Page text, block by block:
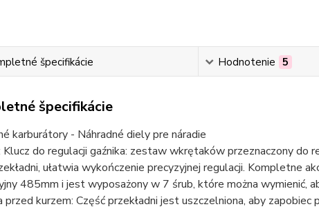
špecifikácie Hodnotenie 5
špecifikácie
karburátory - Náhradné diely pre náradie
Klucz do regulacji gaźnika: zestaw wkrętaków przeznaczony do
ułatwia wykończenie precyzyjnej regulacji. Kompletne
485mm i jest wyposażony w 7 śrub, które można wymienić,
przed kurzem: Część przekładni jest uszczelniona, aby